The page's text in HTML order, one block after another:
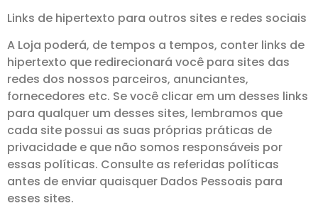
Links de hipertexto para outros sites e redes sociais
A Loja poderá, de tempos a tempos, conter links de
hipertexto que redirecionará você para sites das
redes dos nossos parceiros, anunciantes,
fornecedores etc. Se você clicar em um desses links
para qualquer um desses sites, lembramos que
cada site possui as suas próprias práticas de
privacidade e que não somos responsáveis por
essas políticas. Consulte as referidas políticas
antes de enviar quaisquer Dados Pessoais para
esses sites.